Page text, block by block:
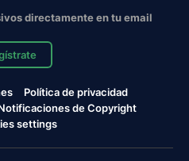
directamente en tu email
Política de privacidad
de Copyright
settings